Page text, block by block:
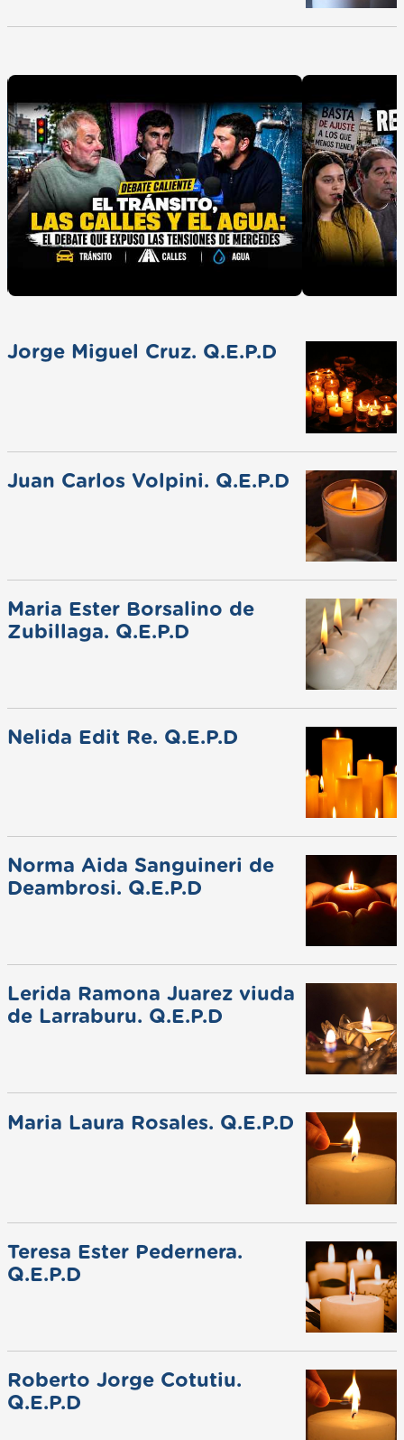
Jorge Miguel Cruz. Q.E.P.D
Juan Carlos Volpini. Q.E.P.D
Maria Ester Borsalino de
Zubillaga. Q.E.P.D
Nelida Edit Re. Q.E.P.D
Norma Aida Sanguineri de
Deambrosi. Q.E.P.D
Lerida Ramona Juarez viuda
de Larraburu. Q.E.P.D
Maria Laura Rosales. Q.E.P.D
Teresa Ester Pedernera.
Q.E.P.D
Roberto Jorge Cotutiu.
Q.E.P.D